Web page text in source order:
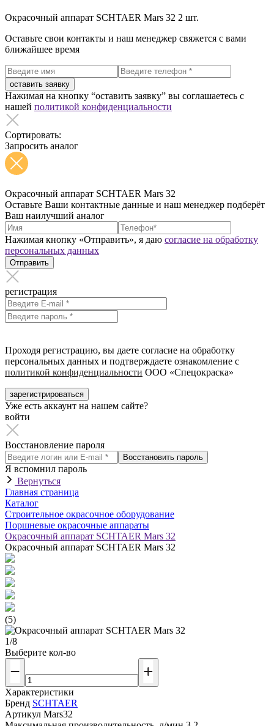
Окрасочный аппарат SCHTAER Mars 32 2 шт.
Оставьте свои контакты и наш менеджер свяжется с вами
ближайшее время
оставить заявку
Нажимая на кнопку “оставить заявку” вы соглашаетесь с
нашей политикой конфиденциальности
Сортировать:
Запросить аналог
Окрасочный аппарат SCHTAER Mars 32
Оставьте Ваши контактные данные и наш менеджер подберёт
Ваш наилучший аналог
Нажимая кнопку «Отправить», я даю согласие на обработку
персональных данных
Отправить
регистрация
Проходя регистрацию, вы даете согласие на обработку
персональных данных и подтверждаете ознакомление с
политикой конфиденциальности ООО «Спецокраска»
зарегистрироваться
Уже есть аккаунт на нашем сайте?
войти
Восстановление пароля
Восстановить пароль
Я вспомнил пароль
Вернуться
Главная страница
Каталог
Строительное окрасочное оборудование
Поршневые окрасочные аппараты
Окрасочный аппарат SCHTAER Mars 32
Окрасочный аппарат SCHTAER Mars 32
(5)
1/8
Выберите кол-во
Характеристики
Бренд SCHTAER
Артикул Mars32